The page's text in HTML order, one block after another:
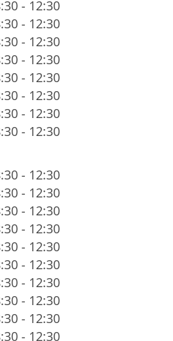
- 12:30
- 12:30
- 12:30
- 12:30
- 12:30
- 12:30
- 12:30
- 12:30
- 12:30
- 12:30
- 12:30
- 12:30
- 12:30
- 12:30
- 12:30
- 12:30
- 12:30
- 12:30